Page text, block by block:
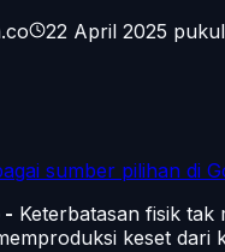
22 April 2025
sumber pilihan di
- Keterbatasan fisik tak
keset dari